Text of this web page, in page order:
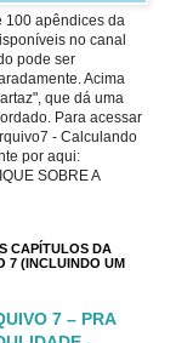
100 apêndices da
no canal
pode ser
Acima
que dá uma
Para acessar
- Calculando
por aqui:
SOBRE A
CAPÍTULOS DA
7 (INCLUINDO UM
7 – PRA